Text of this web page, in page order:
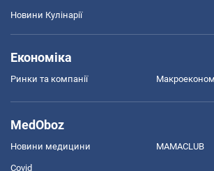
Новини Кулінарії
Економіка
Ринки та компанії
MedOboz
Новини медицини MAMACLUB
Covid